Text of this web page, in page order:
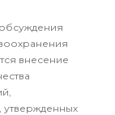
внесение
утвержденных